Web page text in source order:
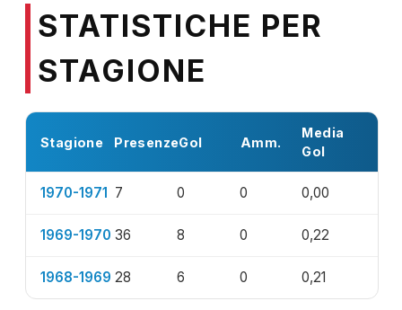
STATISTICHE PER
STAGIONE
Stagione PresenzeGol Amm.
Media
Gol
1970-1971 7 0 0 0,00
1969-1970 36 8 0 0,22
1968-1969 28 6 0 0,21